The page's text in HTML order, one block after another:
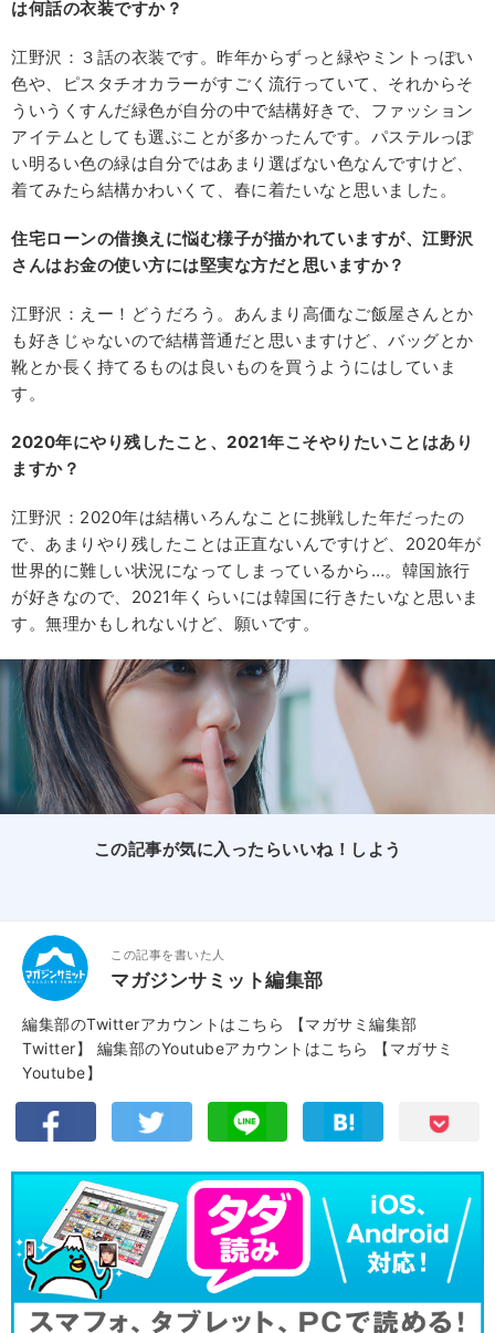
は何話の衣装ですか？
江野沢：３話の衣装です。昨年からずっと緑やミントっぽい
色や、ピスタチオカラーがすごく流行っていて、それからそ
ういうくすんだ緑色が自分の中で結構好きで、ファッション
アイテムとしても選ぶことが多かったんです。パステルっぽ
い明るい色の緑は自分ではあまり選ばない色なんですけど、
着てみたら結構かわいくて、春に着たいなと思いました。
住宅ローンの借換えに悩む様子が描かれていますが、江野沢
さんはお金の使い方には堅実な方だと思いますか？
江野沢：えー！どうだろう。あんまり高価なご飯屋さんとか
も好きじゃないので結構普通だと思いますけど、バッグとか
靴とか長く持てるものは良いものを買うようにはしていま
す。
2020年にやり残したこと、2021年こそやりたいことはあり
ますか？
江野沢：2020年は結構いろんなことに挑戦した年だったの
で、あまりやり残したことは正直ないんですけど、2020年が
世界的に難しい状況になってしまっているから…。韓国旅行
が好きなので、2021年くらいには韓国に行きたいなと思いま
す。無理かもしれないけど、願いです。
この記事が気に入ったらいいね！しよう
この記事を書いた人
マガジンサミット編集部
編集部のTwitterアカウントはこちら
【マガサミ編集部
Twitter】
編集部のYoutubeアカウントはこちら
【マガサミ
Youtube】